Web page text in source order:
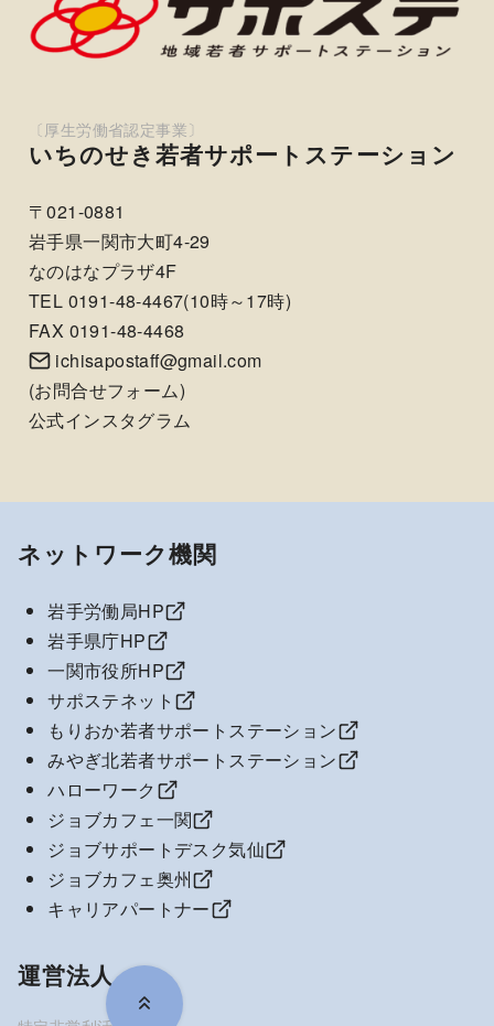
いちのせき若者サポートステーション
〒021-0881
岩手県一関市大町4-29
なのはなプラザ4F
TEL 0191-48-4467(10時～17時)
FAX 0191-48-4468
ichisapostaff@gmail.com
(お問合せフォーム)
公式インスタグラム
ネットワーク機関
岩手労働局HP
岩手県庁HP
一関市役所HP
サポステネット
もりおか若者サポートステーション
みやぎ北若者サポートステーション
ハローワーク
ジョブカフェ一関
ジョブサポートデスク気仙
ジョブカフェ奥州
キャリアパートナー
運営法人